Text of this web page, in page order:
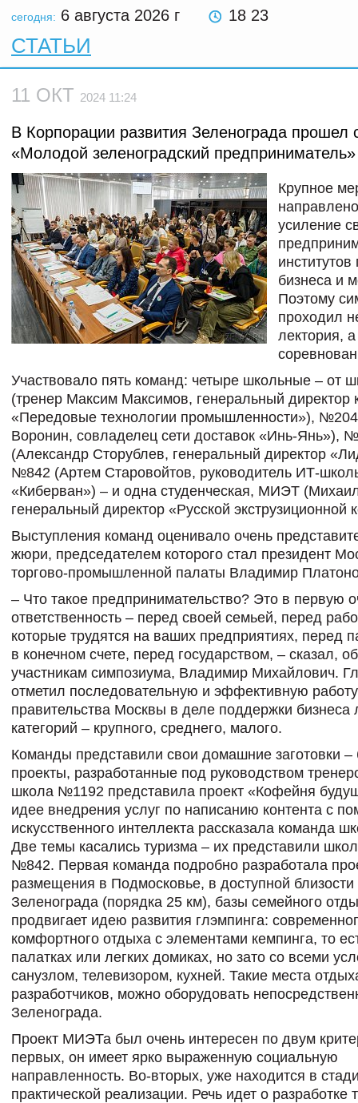
сегодня: 6 августа 2026 г 18 23
СТАТЬИ
11 ОКТ 2024 11:24
В Корпорации развития Зеленограда прошел
«Молодой зеленоградский предприниматель»
Крупное
усиление
бизнеса и
Поэтому
проходил
лектория,
Участвовало пять команд: четыре школьные – от
(тренер Максим Максимов, генеральный директор
«Передовые технологии промышленности»),
Воронин, совладелец сети доставок «Инь-Янь»),
(Александр Сторублев, генеральный директор
№842 (Артем Старовойтов, руководитель ИТ-
«Киберван») – и одна студенческая, МИЭТ
генеральный директор «Русской экструзиционной
Выступления команд оценивало очень
жюри, председателем которого стал президент
торгово-промышленной палаты Владимир
– Что такое предпринимательство? Это в первую
ответственность – перед своей семьей, перед
которые трудятся на ваших предприятиях, перед
в конечном счете, перед государством, – сказал,
участникам симпозиума, Владимир Михайлович.
отметил последовательную и эффективную работу
правительства Москвы в деле поддержки
категорий – крупного, среднего, малого.
Команды представили свои домашние заготовки –
проекты, разработанные под руководством
школа №1192 представила проект «Кофейня
идее внедрения услуг по написанию контента с
искусственного интеллекта рассказала команда
Две темы касались туризма – их представили
№842. Первая команда подробно разработала
размещения в Подмосковье, в доступной близости
Зеленограда (порядка 25 км), базы семейного
продвигает идею развития глэмпинга:
комфортного отдыха с элементами кемпинга, то
палатках или легких домиках, но зато со всеми
санузлом, телевизором, кухней. Такие места
разработчиков, можно оборудовать
Зеленограда.
Проект МИЭТа был очень интересен по двум
первых, он имеет ярко выраженную социальную
направленность. Во-вторых, уже находится в
практической реализации. Речь идет о разработке